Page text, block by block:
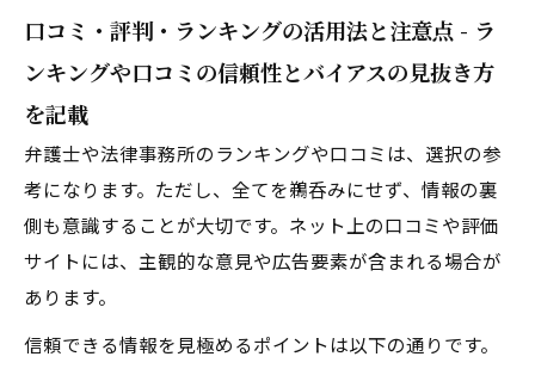
口コミ・評判・ランキングの活用法と注意点 - ラ
ンキングや口コミの信頼性とバイアスの見抜き方
を記載
弁護士や法律事務所のランキングや口コミは、選択の参
考になります。ただし、全てを鵜呑みにせず、情報の裏
側も意識することが大切です。ネット上の口コミや評価
サイトには、主観的な意見や広告要素が含まれる場合が
あります。
信頼できる情報を見極めるポイントは以下の通りです。